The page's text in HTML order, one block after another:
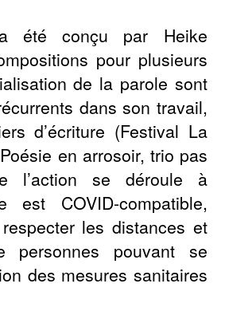
a été conçu par Heike
pour plusieurs
de la parole sont
dans son travail,
d’écriture (Festival La
en arrosoir, trio pas
l’action se déroule à
est COVID-compatible,
les distances et
personnes pouvant se
des mesures sanitaires